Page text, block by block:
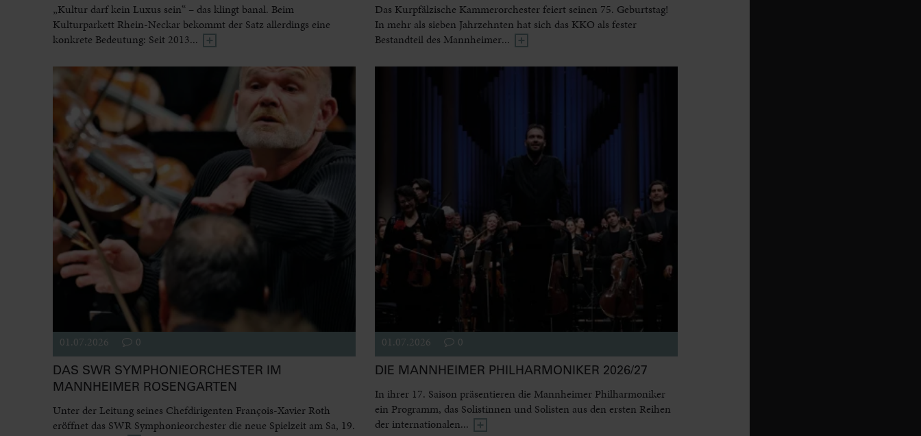
„Kultur darf kein Luxus sein“ – das klingt banal. Beim
Kulturparkett Rhein-Neckar bekommt der Satz allerdings eine
konkrete Bedeutung: Seit 2013...
Das Kurpfälzische Kammerorchester feiert seinen 75. Geburtstag!
In mehr als sieben Jahrzehnten hat sich das KKO als fester
Bestandteil des Mannheimer...
01.07.2026 0
DAS SWR SYMPHONIEORCHESTER IM
MANNHEIMER ROSENGARTEN
Unter der Leitung seines Chefdirigenten François-Xavier Roth
eröffnet das SWR Symphonieorchester die neue Spielzeit am Sa, 19.
01.07.2026 0
DIE MANNHEIMER PHILHARMONIKER 2026/27
In ihrer 17. Saison präsentieren die Mannheimer Philharmoniker
ein Programm, das Solistinnen und Solisten aus den ersten Reihen
der internationalen...